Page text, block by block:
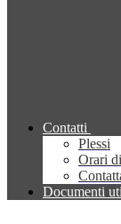
Contatti
Plessi
Orari
Documenti